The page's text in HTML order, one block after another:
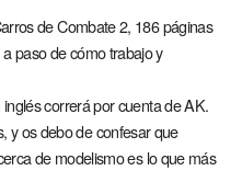
de Combate 2, 186 páginas
paso de cómo trabajo y
correrá por cuenta de AK.
y os debo de confesar que
de modelismo es lo que más